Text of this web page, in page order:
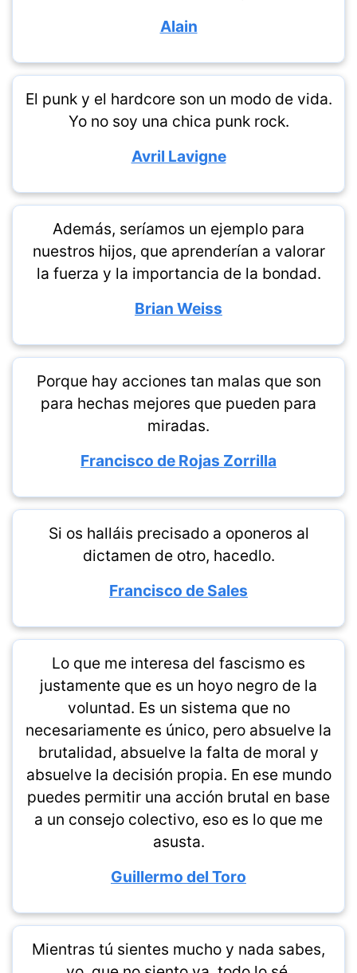
Alain
El punk y el hardcore son un modo de vida.
Yo no soy una chica punk rock.
Avril Lavigne
Además, seríamos un ejemplo para
nuestros hijos, que aprenderían a valorar
la fuerza y la importancia de la bondad.
Brian Weiss
Porque hay acciones tan malas que son
para hechas mejores que pueden para
miradas.
Francisco de Rojas Zorrilla
Si os halláis precisado a oponeros al
dictamen de otro, hacedlo.
Francisco de Sales
Lo que me interesa del fascismo es
justamente que es un hoyo negro de la
voluntad. Es un sistema que no
necesariamente es único, pero absuelve la
brutalidad, absuelve la falta de moral y
absuelve la decisión propia. En ese mundo
puedes permitir una acción brutal en base
a un consejo colectivo, eso es lo que me
asusta.
Guillermo del Toro
Mientras tú sientes mucho y nada sabes,